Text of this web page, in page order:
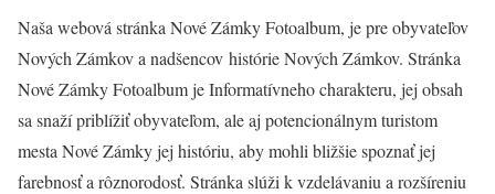
Naša webová stránka Nové Zámky Fotoalbum, je pre obyvateľov
Nových Zámkov a nadšencov histórie Nových Zámkov. Stránka
Nové Zámky Fotoalbum je Informatívneho charakteru, jej obsah
sa snaží priblížiť obyvateľom, ale aj potencionálnym turistom
mesta Nové Zámky jej históriu, aby mohli bližšie spoznať jej
farebnosť a rôznorodosť. Stránka slúži k vzdelávaniu a rozšíreniu